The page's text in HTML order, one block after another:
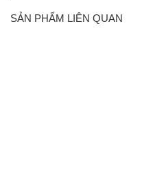
SẢN PHẨM LIÊN QUAN